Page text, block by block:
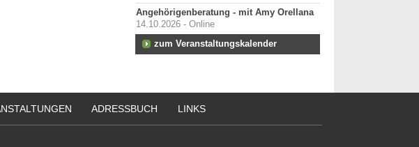
Angehörigenberatung - mit Amy Orellana
14.10.2026 - Online
zum Veranstaltungskalender
ADRESSBUCH LINKS